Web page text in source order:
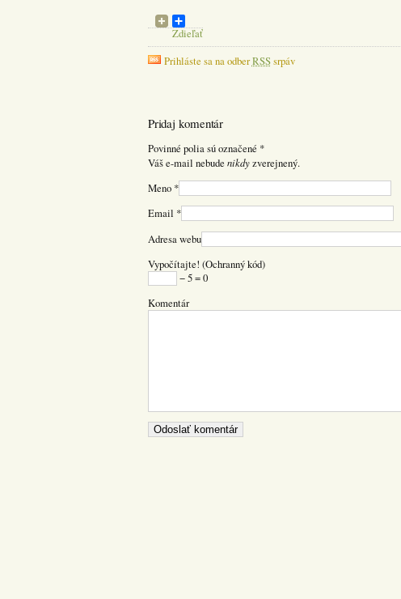
Zdieľať
Prihláste sa na odberRSSsrpáv
Pridaj komentár
Povinné polia sú označené *
Váš e-mail nebude nikdyzverejnený.
Meno *
Email *
Adresa webu
Vypočítajte! (Ochranný kód)
− 5 = 0
Komentár